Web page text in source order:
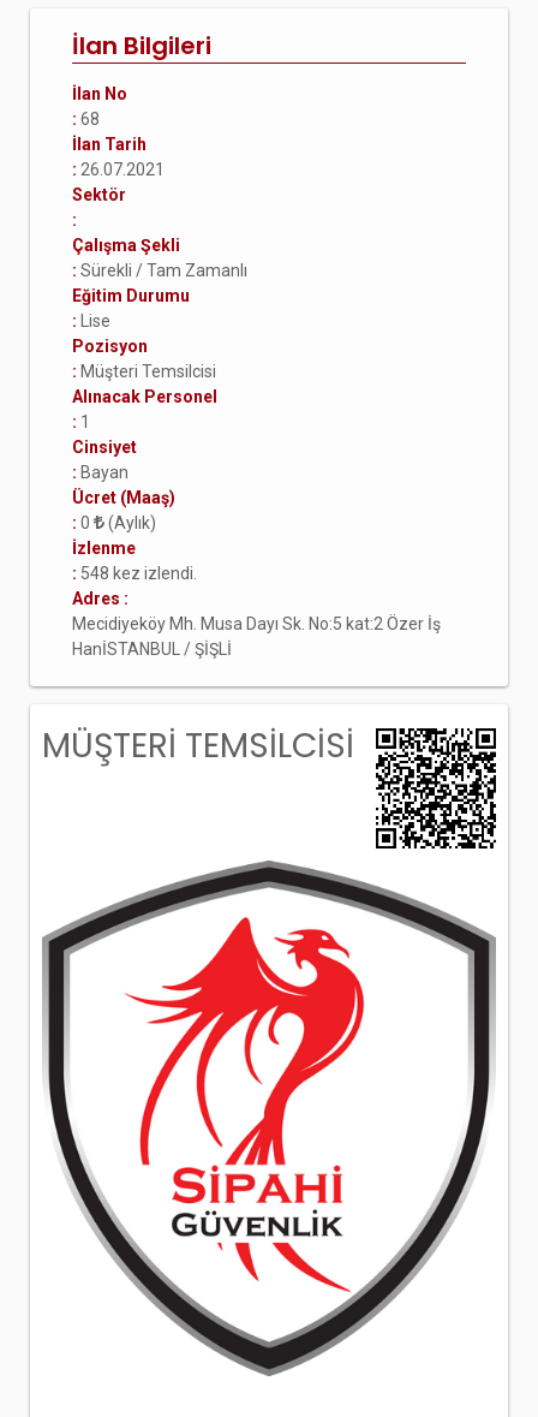
İlan Bilgileri
İlan No
: 68
İlan Tarih
: 26.07.2021
Sektör
:
Çalışma Şekli
: Sürekli / Tam Zamanlı
Eğitim Durumu
: Lise
Pozisyon
: Müşteri Temsilcisi
Alınacak Personel
: 1
Cinsiyet
: Bayan
Ücret (Maaş)
: 0
(Aylık)
İzlenme
: 548 kez izlendi.
Adres :
Mecidiyeköy Mh. Musa Dayı Sk. No:5 kat:2 Özer İş
HanİSTANBUL / ŞİŞLİ
MÜŞTERİ TEMSİLCİSİ